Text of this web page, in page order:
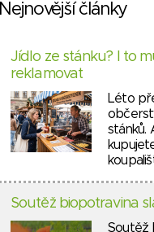
Nejnovější články
Jídlo ze stánku? I to
reklamovat
Léto
stánků.
Soutěž biopotravina
Soutěž